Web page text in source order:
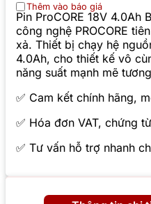
Thêm vào báo giá
Pin ProCORE 18V 4.0Ah
công nghệ PROCORE
xả. Thiết bị chạy hệ
4.0Ah, cho thiết kế vô
năng suất mạnh mẽ
✅ Cam kết chính hãng,
✅ Hóa đơn VAT, chứng
✅ Tư vấn hỗ trợ nhanh